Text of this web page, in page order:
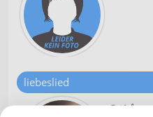
liebeslied
🙂💝👍